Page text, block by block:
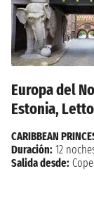
Europa del
Estonia,
CARIBBEAN
Duración: 12
Salida desde: